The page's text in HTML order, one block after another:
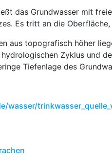
das Grundwasser mit
Es tritt an die
aus topografisch höher
Zyklus und
Tiefenlage des
wasser/